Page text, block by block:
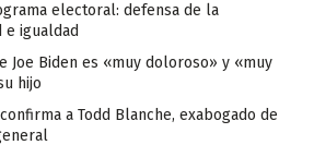
electoral: defensa de la
e igualdad
Joe Biden es «muy doloroso» y «muy
hijo
a Todd Blanche, exabogado de